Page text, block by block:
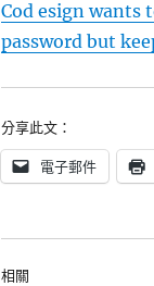
Cod esign wants
password but
分享此文：
電子郵件
相關